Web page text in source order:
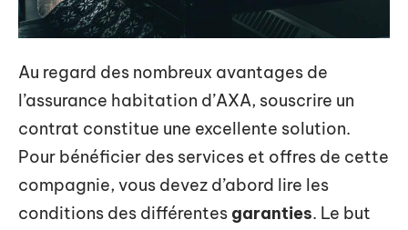
Au regard des nombreux avantages de
l’assurance habitation d’AXA, souscrire un
contrat constitue une excellente solution.
Pour bénéficier des services et offres de cette
compagnie, vous devez d’abord lire les
conditions des différentes garanties. Le but